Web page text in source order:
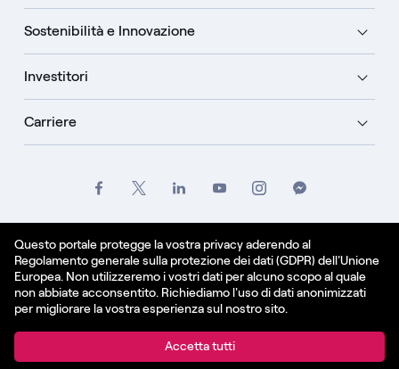
Questo portale protegge la vostra privacy aderendo al
Regolamento generale sulla protezione dei dati (GDPR) dell'Unione
Europea. Non utilizzeremo i vostri dati per alcuno scopo al quale
non abbiate acconsentito. Richiediamo l'uso di dati anonimizzati
per migliorare la vostra esperienza sul nostro sito.
Accetta tutti
Sostenibilità e Innovazione
Investitori
Carriere
Informativa sui cookie
Italiano
© Enel Spa All Rights Reserved Enel Spa VAT code